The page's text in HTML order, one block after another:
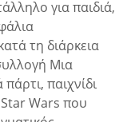
για παιδιά,
τη διάρκεια
Μια
παιχνίδι
Wars που